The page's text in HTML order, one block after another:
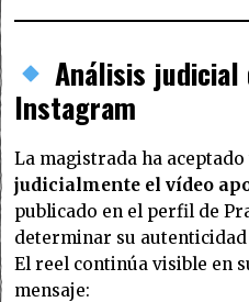
Análisis judicial
Instagram
La magistrada ha
judicialmente el vídeo
publicado en el perfil de
determinar su
El reel continúa visible en
mensaje: